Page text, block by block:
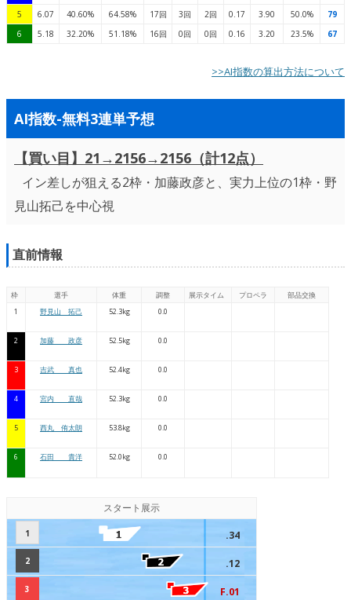
5
6.07 40.60% 64.58% 17回 3回 2回 0.17 3.90 50.0%
79
6
5.18 32.20% 51.18% 16回 0回 0回 0.16 3.20 23.5% 67
>>AI指数の算出方法について
AI指数-無料3連単予想
【買い目】21→2156→2156（計12点）
イン差しが狙える2枠・加藤政彦と、実力上位の1枠・野
見山拓己を中心視
直前情報
枠 選手 体重 調整 展示タイム プロペラ
部品交換
1
野見山 拓己 52.3kg 0.0
2 加藤 政彦 52.5kg 0.0
3 吉武 真也 52.4kg 0.0
4 宮内 直哉 52.3kg 0.0
5 西丸 侑太朗 53.8kg 0.0
6 石田 貴洋 52.0kg 0.0
スタート展示
1 .34
2 .12
3 F.01